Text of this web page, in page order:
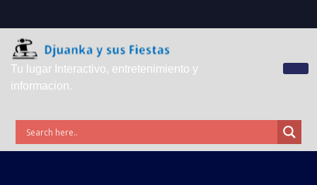
Tu lugar Interactivo, entretenimiento y
informacion.